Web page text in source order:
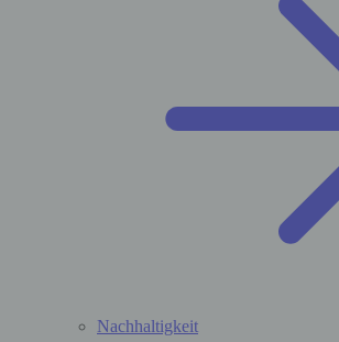
Nachhaltigkeit